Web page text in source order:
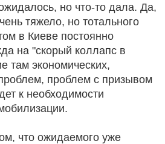
но что-то дала. Да,
тяжело, но тотального
в Киеве постоянно
на "скорый коллапс в
там экономических,
проблем с призывом
к необходимости
что ожидаемого уже